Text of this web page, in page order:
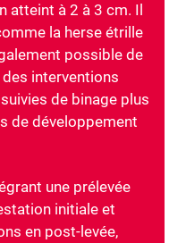
atteint à 2 à 3 cm. Il
la herse étrille
possible de
interventions
de binage plus
de développement
une prélevée
initiale et
en post-levée,